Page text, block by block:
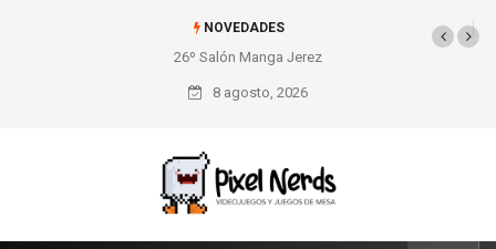
NOVEDADES
26º Salón Manga Jerez SNES Pixel Book para
los amantes de lo retro
8 agosto, 2026